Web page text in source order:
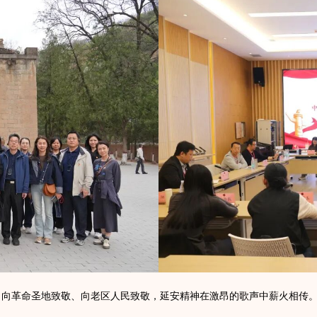
革命圣地致敬、向老区人民致敬，延安精神在激昂的歌声中薪火相传